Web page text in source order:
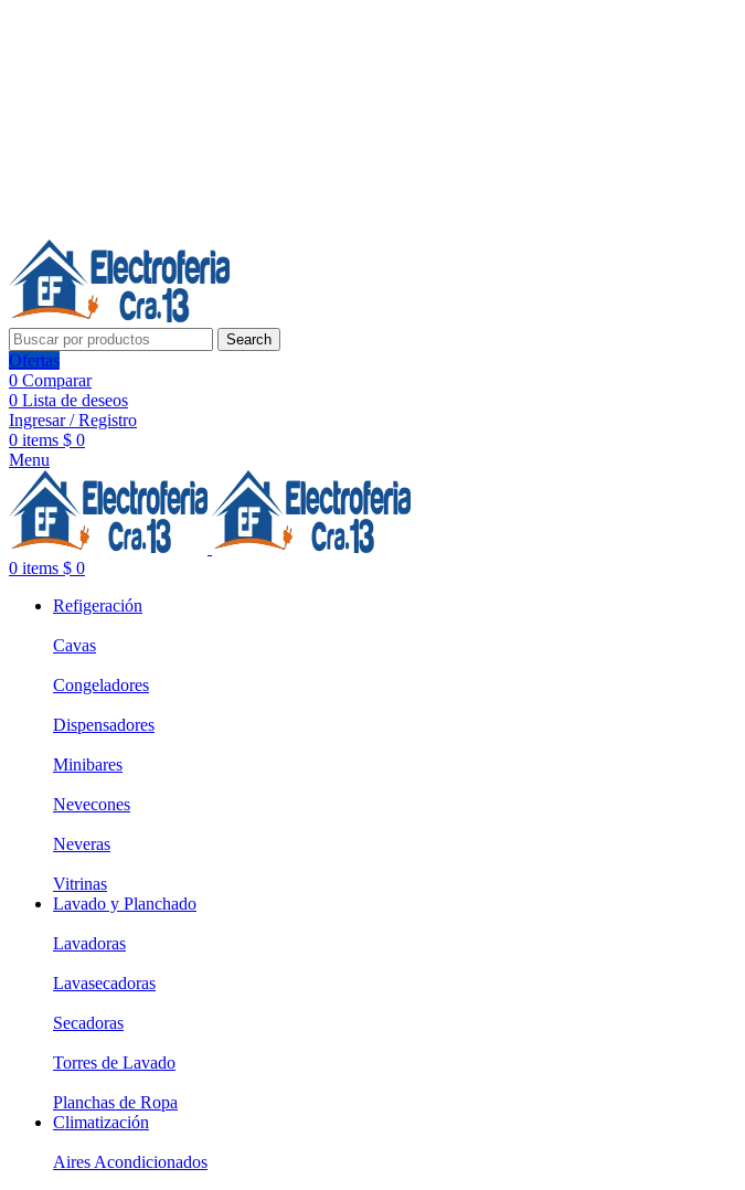
Search
Ofertas
0 Comparar
0 Lista de deseos
Ingresar / Registro
0 items $ 0
Menu
0 items $ 0
Refigeración
Cavas
Congeladores
Dispensadores
Minibares
Nevecones
Neveras
Vitrinas
Lavado y Planchado
Lavadoras
Lavasecadoras
Secadoras
Torres de Lavado
Planchas de Ropa
Climatización
Aires Acondicionados